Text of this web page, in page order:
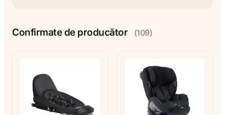
Confirmate de producător (109)